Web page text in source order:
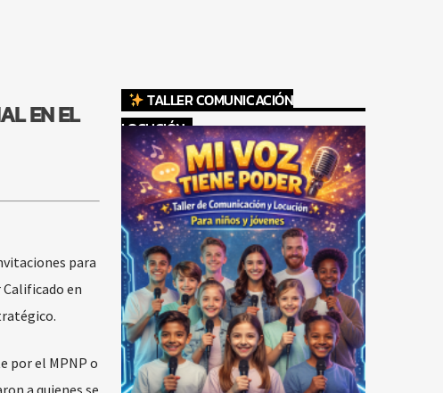
EN EL
para
en
por el MPNP o
a quienes se
TALLER COMUNICACIÓN
LOCUCIÓN